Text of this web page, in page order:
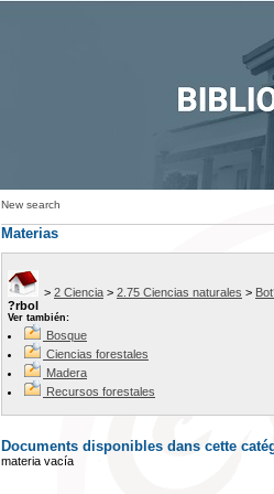
New search
Materias
> 2 Ciencia > 2.75 Ciencias naturales >
?rbol
Ver también:
Bosque
Ciencias forestales
Madera
Recursos forestales
Documents disponibles dans cette
materia vacía